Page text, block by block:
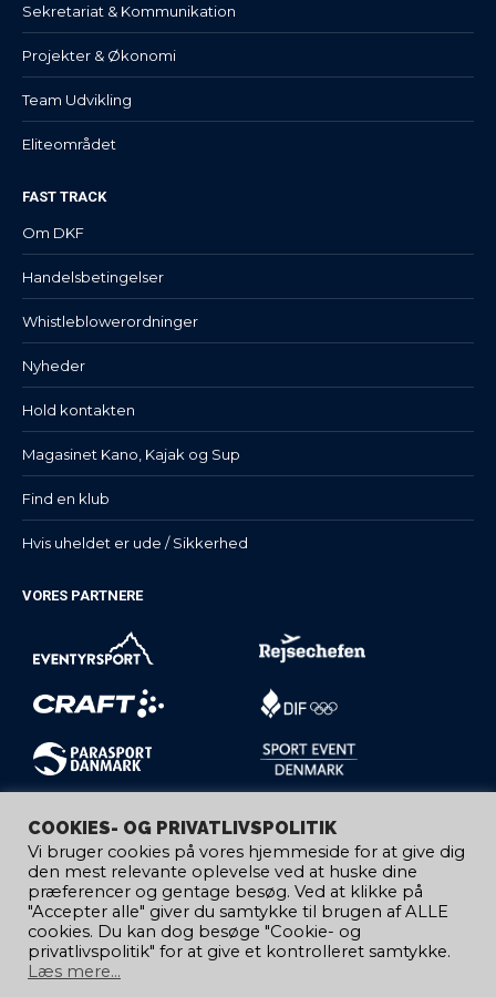
Sekretariat & Kommunikation
Projekter & Økonomi
Team Udvikling
Eliteområdet
FAST TRACK
Om DKF
Handelsbetingelser
Whistleblowerordninger
Nyheder
Hold kontakten
Magasinet Kano, Kajak og Sup
Find en klub
Hvis uheldet er ude / Sikkerhed
VORES PARTNERE
COOKIES- OG PRIVATLIVSPOLITIK
Vi bruger cookies på vores hjemmeside for at give dig
den mest relevante oplevelse ved at huske dine
præferencer og gentage besøg. Ved at klikke på
"Accepter alle" giver du samtykke til brugen af ​​ALLE
cookies. Du kan dog besøge "Cookie- og
privatlivspolitik" for at give et kontrolleret samtykke.
Læs mere...